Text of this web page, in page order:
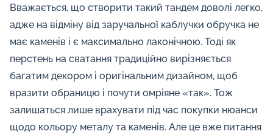
Вважається, що створити такий тандем доволі легко,
адже на відміну від заручальної каблучки обручка не
має каменів і є максимально лаконічною. Тоді як
перстень на сватання традиційно вирізняється
багатим декором і оригінальним дизайном, щоб
вразити обраницю і почути омріяне «так». Тож
залишаться лише врахувати під час покупки нюанси
щодо кольору металу та каменів. Але це вже питання